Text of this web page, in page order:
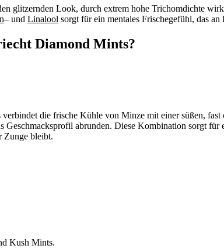
glitzernden Look, durch extrem hohe Trichomdichte
– und Linalool sorgt für ein mentales Frischegefühl, das
Diamond Mints?
die frische Kühle von Minze mit einer süßen, fast
Geschmacksprofil abrunden. Diese Kombination sorgt für
Zunge bleibt.
Kush Mints.